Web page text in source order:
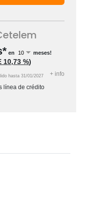
en meses!
10,73 %)
hasta 31/01/2027 + info
línea de crédito